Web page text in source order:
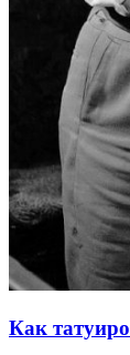
Как